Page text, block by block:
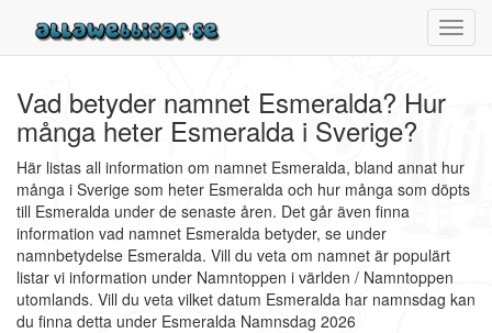
Vad betyder namnet Esmeralda? Hur
många heter Esmeralda i Sverige?
Här listas all information om namnet Esmeralda, bland annat hur
många i Sverige som heter Esmeralda och hur många som döpts
till Esmeralda under de senaste åren. Det går även finna
information vad namnet Esmeralda betyder, se under
namnbetydelse Esmeralda. Vill du veta om namnet är populärt
listar vi information under Namntoppen i världen / Namntoppen
utomlands. Vill du veta vilket datum Esmeralda har namnsdag kan
du finna detta under Esmeralda Namnsdag 2026